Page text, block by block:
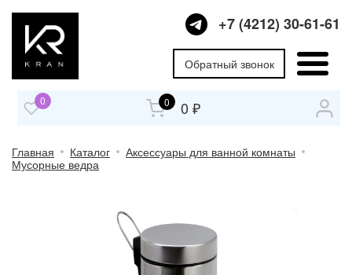
+7 (4212) 30-61-61
Обратный звонок
0 0 0 ₽
Главная Каталог
Аксессуары для ванной комнаты
Мусорные ведра